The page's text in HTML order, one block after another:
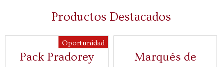
Productos Destacados
Oportunidad
Pack Pradorey
Marqués de